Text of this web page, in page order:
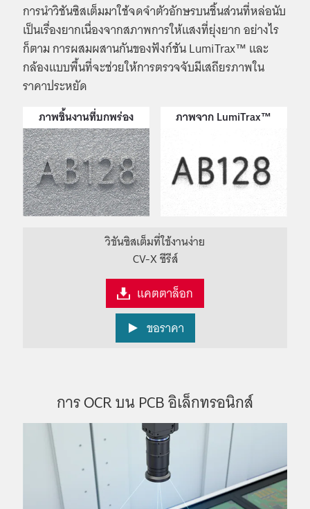
การนำวิชันซิสเต็มมาใช้จดจำตัวอักษรบนชิ้นส่วนที่หล่อนับ
เป็นเรื่องยากเนื่องจากสภาพการให้แสงที่ยุ่งยาก อย่างไร
ก็ตาม การผสมผสานกันของฟังก์ชัน LumiTrax™ และ
กล้องแบบพื้นที่จะช่วยให้การตรวจจับมีเสถียรภาพใน
ราคาประหยัด
ภาพชิ้นงานที่บกพร่อง ภาพจาก LumiTrax™
วิชันซิสเต็มที่ใช้งานง่าย
CV-X ซีรีส์
แคตตาล็อก
ขอราคา
การ OCR บน PCB อิเล็กทรอนิกส์